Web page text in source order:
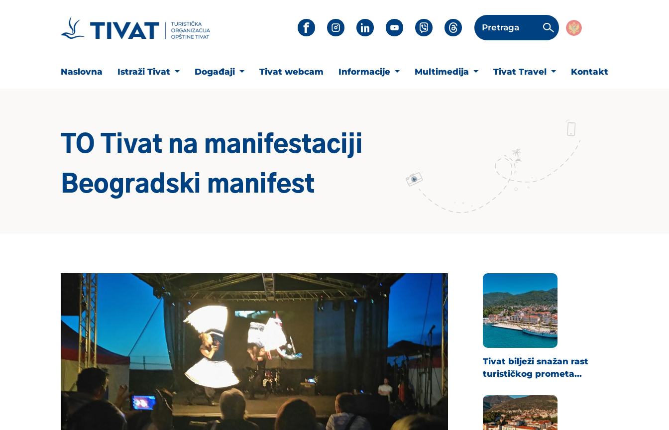
Pretraga
Naslovna Istraži Tivat Događaji Tivat webcam Informacije Multimedija Tivat Travel Kontakt
TO Tivat na manifestaciji
Beogradski manifest
Tivat bilježi snažan rast
turističkog prometa...